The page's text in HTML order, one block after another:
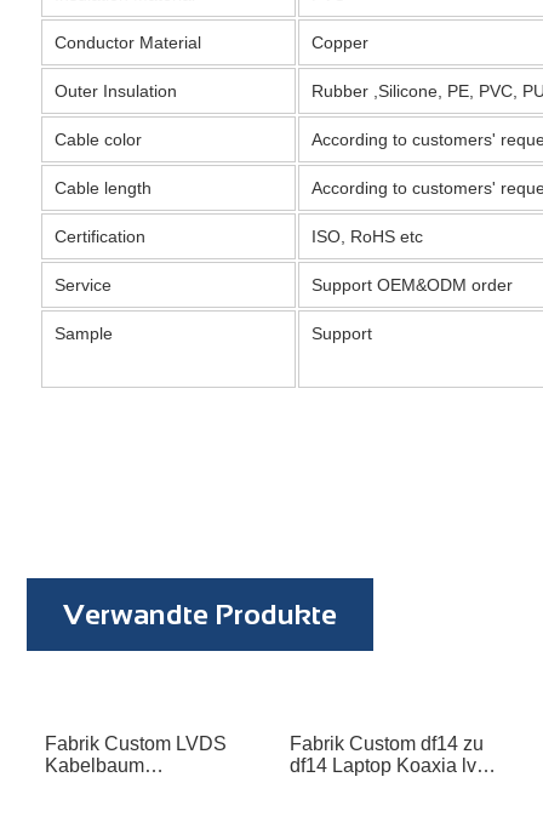
Conductor Material Copper
Outer Insulation Rubber ,Silicone, PE, PVC,
Cable color According to customers'
Cable length According to customers'
Certification ISO, RoHS etc
Service Support OEM&ODM order
Sample Support
Verwandte Produkte
Fabrik Custom LVDS
Kabelbaum
Fabrik Custom df14 zu
df14 Laptop Koaxia lvds